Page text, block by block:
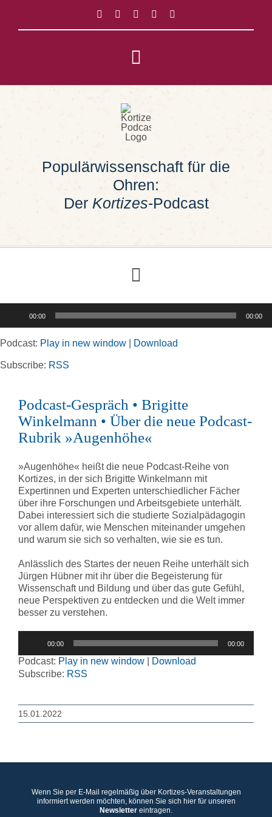
springen
Toggle
Navigation
Impressum
Datenschutz
Populärwissenschaft für die
Ohren:
Der Kortizes-Podcast
Toggle
Navigation
Rubriken
Kortizes Website
00:00 00:00
Podcast: Play in new window Download
Subscribe: RSS
Podcast-Gespräch • Brigitte
Winkelmann • Über die neue Podcast-
Rubrik »Augenhöhe«
»Augenhöhe« heißt die neue Podcast-Reihe von
Kortizes, in der sich Brigitte Winkelmann mit
Expertinnen und Experten unterschiedlicher Fächer
über ihre Forschungen und Arbeitsgebiete unterhält.
Dabei interessiert sich die studierte Sozialpädagogin
vor allem dafür, wie Menschen miteinander umgehen
und warum sie sich so verhalten, wie sie es tun.
Anlässlich des Startes der neuen Reihe unterhält sich
Jürgen Hübner mit ihr über die Begeisterung für
Wissenschaft und Bildung und über das gute Gefühl,
neue Perspektiven zu entdecken und die Welt immer
besser zu verstehen.
00:00 00:00
Podcast: Play in new window
Download
Subscribe: RSS
15.01.2022
Wenn Sie per E-Mail regelmäßig über Kortizes-Veranstaltungen
informiert werden möchten, können Sie sich hier für unseren
Newsletter eintragen.